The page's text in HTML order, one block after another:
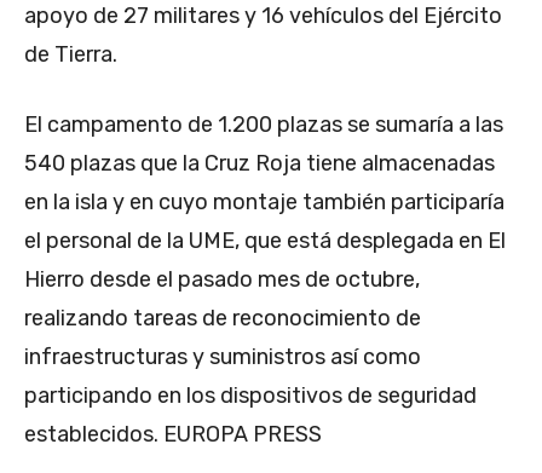
apoyo de 27 militares y 16 vehículos del Ejército
de Tierra.
El campamento de 1.200 plazas se sumaría a las
540 plazas que la Cruz Roja tiene almacenadas
en la isla y en cuyo montaje también participaría
el personal de la UME, que está desplegada en El
Hierro desde el pasado mes de octubre,
realizando tareas de reconocimiento de
infraestructuras y suministros así como
participando en los dispositivos de seguridad
establecidos. EUROPA PRESS